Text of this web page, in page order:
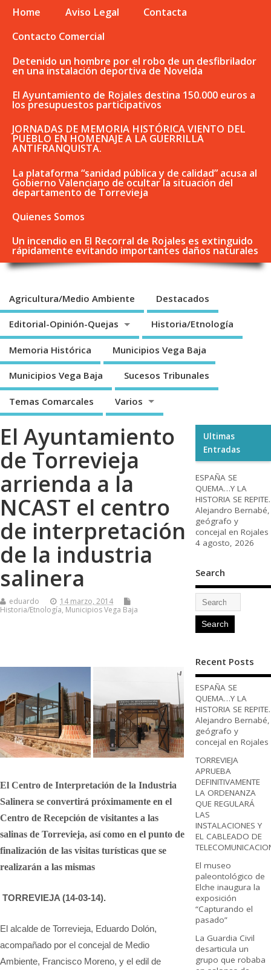
Home Aviso Legal
Contacta
Contacto Comercial
Detenido un hombre por el robo de un desfibrilador
en una instalación deportiva de Novelda
El Ayuntamiento de Rojales destina 150.000 euros a
los presupuestos participativos
JORNADAS DE MEMORIA HISTÓRICA VIENTO DEL
PUEBLO EN HOMENAJE A LA GUERRILLA
ANTIFRANQUISTA.
La plataforma “sanidad pública y de calidad” acusa al
Gobierno Valenciano de ocultar la situación del
departamento de Torrevieja
Quienes Somos
Un incendio en El Recorral de Rojales es extinguido
rápidamente evitando importantes daños naturales
Agricultura/Medio Ambiente Destacados
Editorial-Opinión-Quejas Historia/Etnología
Memoria Histórica Municipios Vega Baja
Municipios Vega Baja Sucesos Tribunales
Temas Comarcales Varios
El Ayuntamiento
de Torrevieja
arrienda a la
NCAST el centro
de interpretación
de la industria
salinera
eduardo
14 marzo, 2014
Historia/Etnología, Municipios Vega Baja
El Centro de Interpretación de la Industria
Salinera se convertirá próximamente en el
Centro de Recepción de visitantes a las
salinas de Torrevieja, así como en el punto de
finalización de las visitas turísticas que se
realizarán a las mismas
TORREVIEJA (14-03-14).
El alcalde de Torrevieja, Eduardo Dolón,
acompañado por el concejal de Medio
Ambiente, Francisco Moreno, y el edil de
Ultimas
Entradas
ESPAÑA SE
QUEMA…Y LA
HISTORIA SE REPITE.
Alejandro Bernabé,
geógrafo y
concejal en Rojales
4 agosto, 2026
Search
Recent Posts
ESPAÑA SE
QUEMA…Y LA
HISTORIA SE REPITE.
Alejandro Bernabé,
geógrafo y
concejal en Rojales
TORREVIEJA
APRUEBA
DEFINITIVAMENTE
LA ORDENANZA
QUE REGULARÁ
LAS
INSTALACIONES Y
EL CABLEADO DE
El museo
paleontológico de
Elche inaugura la
exposición
“Capturando el
pasado”
La Guardia Civil
desarticula un
grupo que robaba